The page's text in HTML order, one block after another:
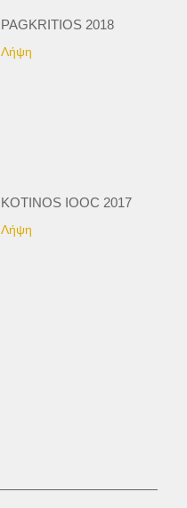
PAGKRITIOS 2018
Λήψη
KOTINOS IOOC 2017
Λήψη